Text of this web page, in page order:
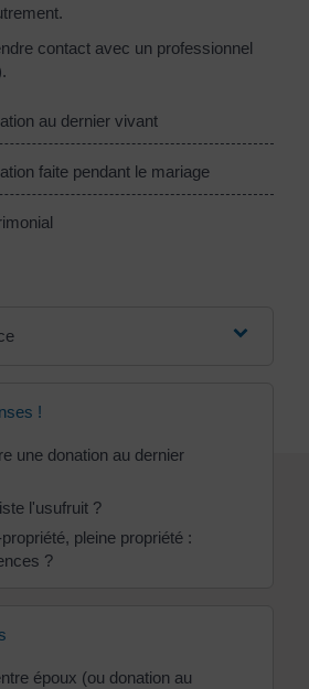
contact avec un professionnel
au dernier vivant
faite pendant le mariage
!
une donation au dernier
l'usufruit ?
pleine propriété :
?
époux (ou donation au